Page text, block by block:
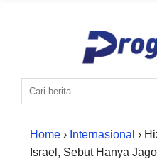
Home › Internasional ›
Israel, Sebut Hanya